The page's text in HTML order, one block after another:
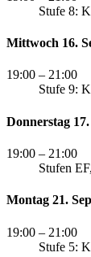
Stufe 8:
Mittwoch 16.
19:00 – 21:00
Stufe 9:
Donnerstag
19:00 – 21:00
Stufen
Montag 21.
19:00 – 21:00
Stufe 5: